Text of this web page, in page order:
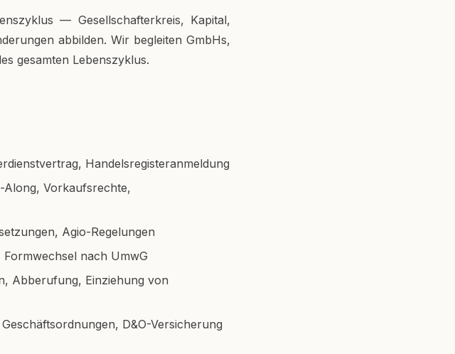
— Gesellschafterkreis, Kapital,
abbilden. Wir begleiten GmbHs,
gesamten Lebenszyklus.
Handelsregisteranmeldung
Along, Vorkaufsrechte,
Agio-Regelungen
nach UmwG
Abberufung, Einziehung von
D&O-Versicherung